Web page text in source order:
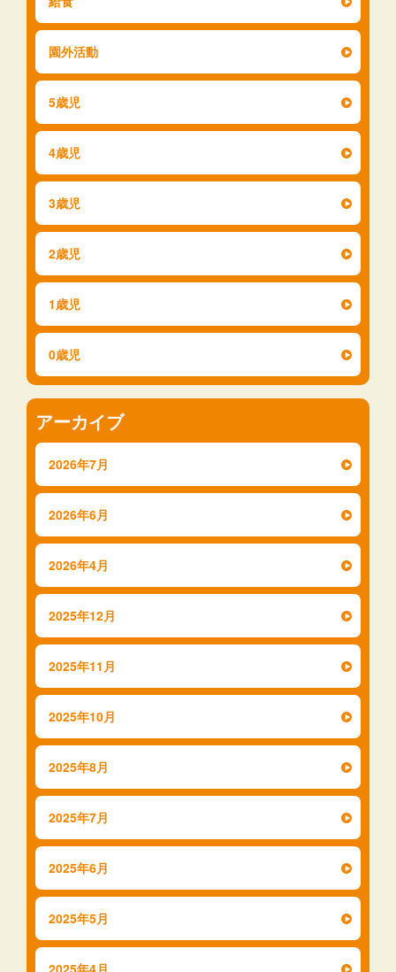
園外活動
5歳児
4歳児
3歳児
2歳児
1歳児
0歳児
アーカイブ
2026年7月
2026年6月
2026年4月
2025年12月
2025年11月
2025年10月
2025年8月
2025年7月
2025年6月
2025年5月
2025年4月